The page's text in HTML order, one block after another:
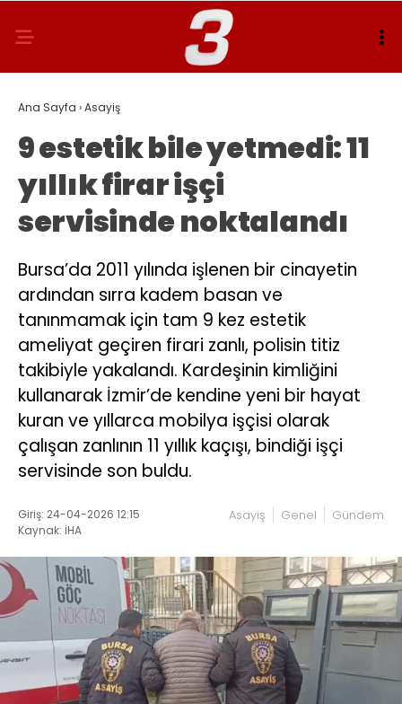
Ana Sayfa ›Asayiş
9 estetik bile yetmedi: 11
yıllık firar işçi
servisinde noktalandı
Bursa’da 2011 yılında işlenen bir cinayetin
ardından sırra kadem basan ve
tanınmamak için tam 9 kez estetik
ameliyat geçiren firari zanlı, polisin titiz
takibiyle yakalandı. Kardeşinin kimliğini
kullanarak İzmir’de kendine yeni bir hayat
kuran ve yıllarca mobilya işçisi olarak
çalışan zanlının 11 yıllık kaçışı, bindiği işçi
servisinde son buldu.
Giriş: 24-04-2026 12:15
Kaynak: İHA
Asayiş Genel Gündem